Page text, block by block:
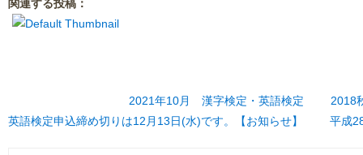
関連する投稿：
2021年10月 漢字検定・英語検定
2018
英語検定申込締め切りは12月13日(水)です。【お知らせ】
平成